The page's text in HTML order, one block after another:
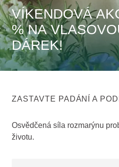
VÍKENDOVÁ
% NA
DÁREK!
ZASTAVTE PADÁNÍ A
Osvědčená síla rozmarýnu
životu.